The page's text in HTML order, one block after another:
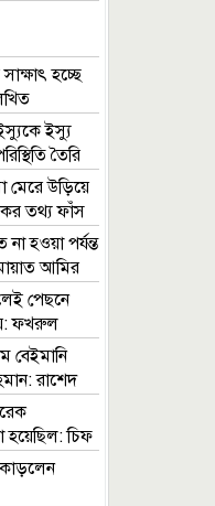
হচ্ছে
ইস্যু
তৈরি
মেরে উড়িয়ে
তথ্য ফাঁস
হওয়া পর্যন্ত
আমির
পেছনে
ফখরুল
বেইমানি
রাশেদ
হয়েছিল: চিফ